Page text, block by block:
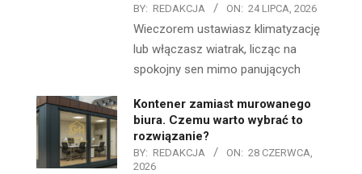
BY: REDAKCJA ON: 24 LIPCA, 2026
Wieczorem ustawiasz klimatyzację
lub włączasz wiatrak, licząc na
spokojny sen mimo panujących
Kontener zamiast murowanego
biura. Czemu warto wybrać to
rozwiązanie?
BY: REDAKCJA ON: 28 CZERWCA,
2026